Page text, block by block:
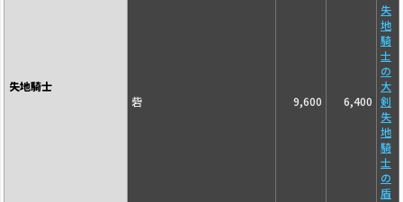
失地騎士
砦 9,600 6,400
失
地
騎
士
の
大
剣
失
地
騎
士
の
盾